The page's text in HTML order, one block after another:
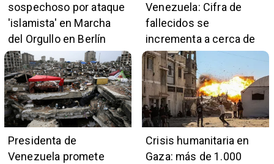
sospechoso por ataque
'islamista' en Marcha
del Orgullo en Berlín
Venezuela: Cifra de
fallecidos se
incrementa a cerca de
5.400
Presidenta de
Venezuela promete
Crisis humanitaria en
Gaza: más de 1.000